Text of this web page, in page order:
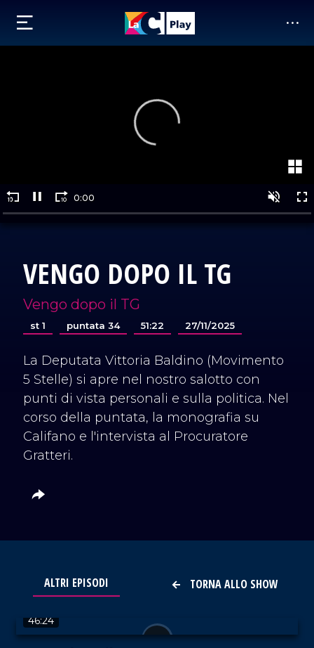
VENGO DOPO IL TG
Vengo dopo il TG
st 1 puntata 34 51:22 27/11/2025
La Deputata Vittoria Baldino (Movimento
5 Stelle) si apre nel nostro salotto con
punti di vista personali e sulla politica. Nel
corso della puntata, la monografia su
Califano e l'intervista al Procuratore
Gratteri.
TORNA ALLO SHOW
ALTRI EPISODI
46:24
VAI AL TITOLO